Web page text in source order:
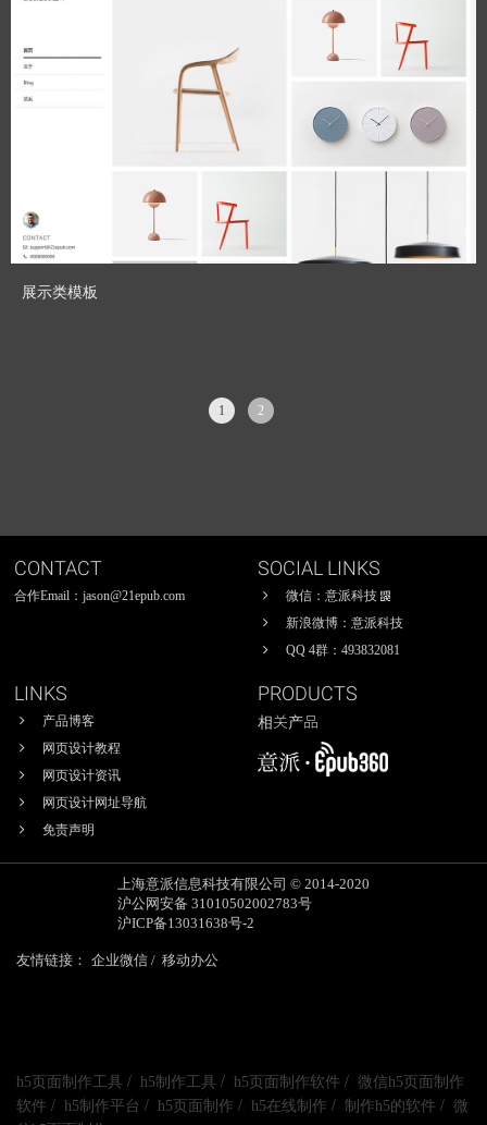
Designed By： CoolSite360
预览模板
展示类模板
1 2
CONTACT
合作Email：jason@21epub.com
SOCIAL LINKS
微信：意派科技
新浪微博：意派科技
QQ 4群：493832081
LINKS
产品博客
网页设计教程
网页设计资讯
网页设计网址导航
免责声明
PRODUCTS
相关产品
上海意派信息科技有限公司 © 2014-2020
沪公网安备 31010502002783号
沪ICP备13031638号-2
友情链接： 企业微信 / 移动办公
h5页面制作工具 / h5制作工具 / h5页面制作软件 / 微信h5页面制作
软件 / h5制作平台 / h5页面制作 / h5在线制作 / 制作h5的软件 / 微